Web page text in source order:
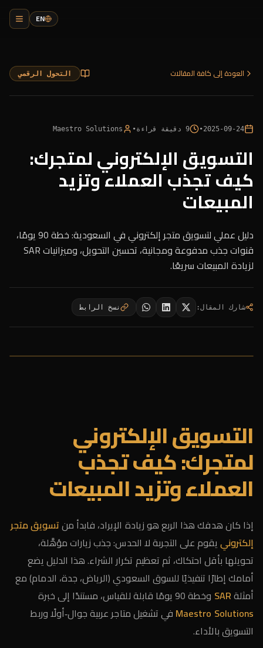
EN
العودة إلى كافة المقالات التحول الرقمي
2025-09-24
•
9 دقيقة قراءة•
Maestro Solutions
التسويق الإلكتروني لمتجرك:
كيف تجذب العملاء وتزيد
المبيعات
دليل عملي لتسويق متجر إلكتروني في السعودية: خطة 90 يومًا،
قنوات جذب مدفوعة ومجانية، تحسين التحويل، وميزانيات SAR
لزيادة المبيعات سريعًا.
شارك المقال: نسخ الرابط
التسويق الإلكتروني
لمتجرك: كيف تجذب
العملاء وتزيد المبيعات
إذا كان هدفك هذا الربع هو زيادة الإيراد، فابدأ منتسويق متجر
إلكترونييقوم على التجربة لا الحدس: جذب زيارات مؤهَّلة،
تحويلها بأقل احتكاك، ثم تعظيم تكرار الشراء. هذا الدليل يضع
أمامك إطارًا تنفيذيًا للسوق السعودي (الرياض، جدة، الدمام) مع
أمثلةSAR وخطة 90 يومًا قابلة للقياس، مستندًا إلى خبرة
Maestro Solutions في تشغيل متاجر عربية جوال‑أولًا وربط
التسويق بالأداء.